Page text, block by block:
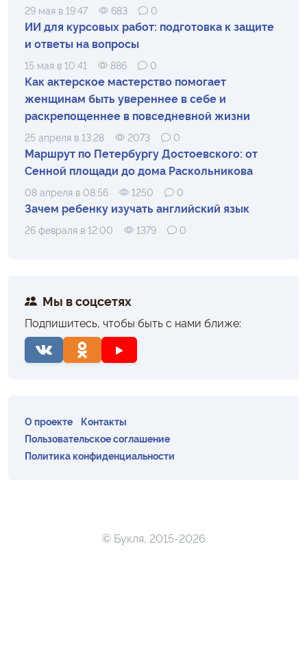
29 мая в 19:47 683 0
ИИ для курсовых работ: подготовка к защите
и ответы на вопросы
15 мая в 10:41 886 0
Как актерское мастерство помогает
женщинам быть увереннее в себе и
раскрепощеннее в повседневной жизни
25 апреля в 13:28 2073 0
Маршрут по Петербургу Достоевского: от
Сенной площади до дома Раскольникова
08 апреля в 08:56 1250 0
Зачем ребенку изучать английский язык
26 февраля в 12:00 1379 0
Мы в соцсетях
Подпишитесь, чтобы быть с нами ближе:
О проекте
Контакты
Пользовательское соглашение
Политика конфиденциальности
© Букля, 2015-2026